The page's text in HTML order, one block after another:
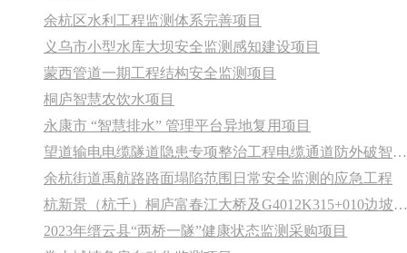
余杭区水利工程监测体系完善项目
义乌市小型水库大坝安全监测感知建设项目
蒙西管道一期工程结构安全监测项目
桐庐智慧农饮水项目
永康市 “智慧排水” 管理平台异地复用项目
望道输电电缆隧道隐患专项整治工程电缆通道防外破智能感应预警装置等物资采购项目
余杭街道禹航路路面塌陷范围日常安全监测的应急工程
杭新景（杭千）桐庐富春江大桥及G4012K315+010边坡监测系统项目
2023年缙云县“两桥一隧”健康状态监测采购项目